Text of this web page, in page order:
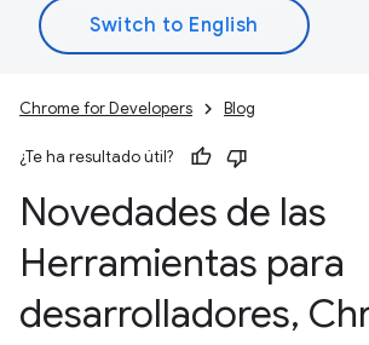
Chrome for Developers Blog
¿Te ha resultado útil?
Novedades de las
Herramientas para
desarrolladores,